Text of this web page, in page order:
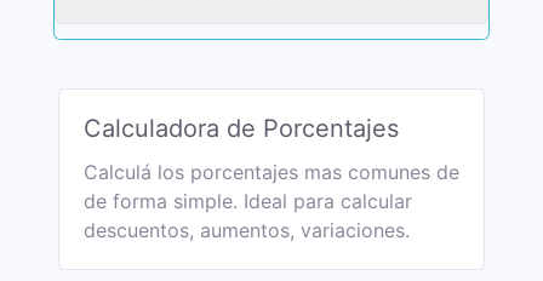
Calculadora de Porcentajes
Calculá los porcentajes mas comunes de
de forma simple. Ideal para calcular
descuentos, aumentos, variaciones.